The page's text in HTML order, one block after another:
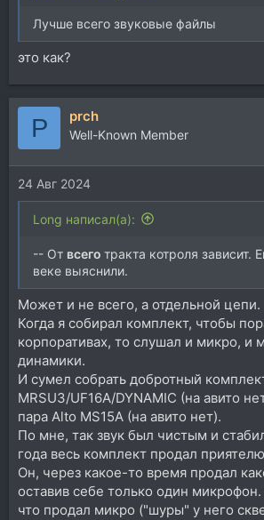
Лучше всего звуковые файлы
это как?
P prch
Well-Known Member
24 Авг 2024
Long написал(а):
-- От всего тракта котроля зависит.
веке выяснили.
Может и не всего, а отдельной цепи.
Когда я собирал комплект, чтобы
корпоративах, то слушал и микро, и
динамики.
И сумел собрать добротный
MRSU3/UF16A/DYNAMIC (на авито
пара Alto MS15A (на авито нет).
По мне, так звук был чистым и
года весь комплект продал
Он, через какое-то время продал
оставив себе только один
что продал микро ("шуры" у него